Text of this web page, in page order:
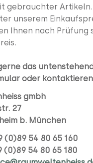
gebrauchter Artikeln.
unserem
Ihnen nach Prüfung
das
oder
gmbh
27
b. München
(0)89 54 80 65 160
(0)89 54 80 65 180